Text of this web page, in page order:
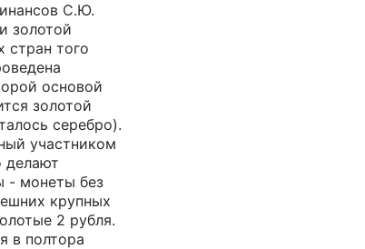
С.Ю.
золотой
стран того
основой
золотой
серебро).
участником
делают
- монеты без
крупных
2 рубля.
в полтора